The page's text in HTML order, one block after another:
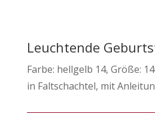
Leuchtende
Farbe: hellgelb 14, Größe:
in Faltschachtel, mit